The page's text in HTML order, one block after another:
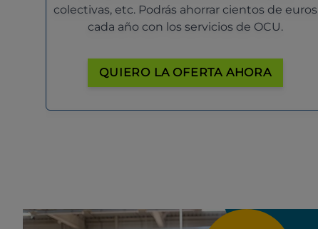
colectivas, etc. Podrás ahorrar cientos de euros
cada año con los servicios de OCU.
QUIERO LA OFERTA AHORA